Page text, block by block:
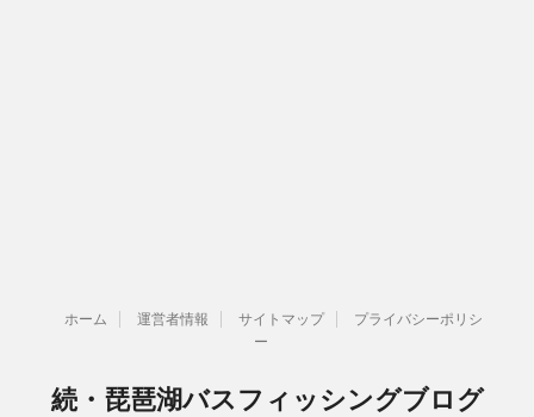
ホーム 運営者情報 サイトマップ
プライバシーポリシ
ー
続・琵琶湖バスフィッシングブログ